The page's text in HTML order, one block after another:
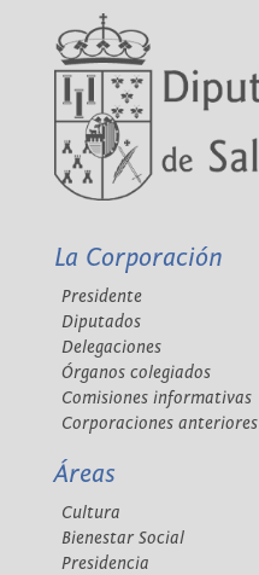
La Corporación
Presidente
Diputados
Delegaciones
Órganos colegiados
Comisiones informativas
Corporaciones anteriores
Áreas
Cultura
Bienestar Social
Presidencia